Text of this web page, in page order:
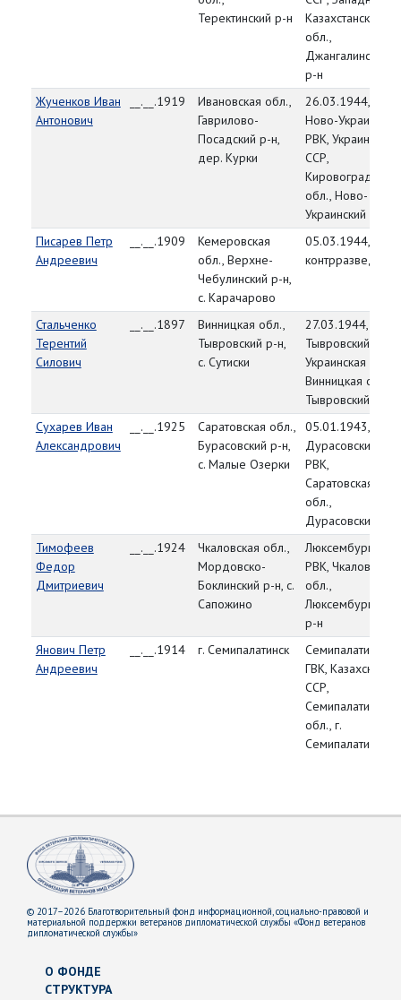
Теректинский р-н
Казахстанская
обл.,
Джангалинский
р-н
Жученков Иван
Антонович
__.__.1919
Ивановская обл.,
Гаврилово-
Посадский р-н,
дер. Курки
26.03.1944,
Ново-Украинский
РВК, Украинская
ССР,
Кировоградская
обл., Ново-
Украинский р-н
Писарев Петр
Андреевич
__.__.1909
Кемеровская
обл., Верхне-
Чебулинский р-н,
с. Карачарово
05.03.1944, из
контрразведки
Стальченко
Терентий
Силович
__.__.1897
Винницкая обл.,
Тывровский р-н,
с. Сутиски
27.03.1944,
Тывровский РВК,
Украинская ССР,
Винницкая обл.,
Тывровский р-н
Сухарев Иван
Александрович
__.__.1925
Саратовская обл.,
Бурасовский р-н,
с. Малые Озерки
05.01.1943,
Дурасовский
РВК,
Саратовская
обл.,
Дурасовский р-н
Тимофеев
Федор
Дмитриевич
__.__.1924
Чкаловская обл.,
Мордовско-
Боклинский р-н, с.
Сапожино
Люксембургский
РВК, Чкаловская
обл.,
Люксембургский
р-н
Янович Петр
Андреевич
__.__.1914 г. Семипалатинск
Семипалатинский
ГВК, Казахская
ССР,
Семипалатинская
обл., г.
Семипалатинск
© 2017–2026 Благотворительный фонд информационной, социально-правовой и
материальной поддержки ветеранов дипломатической службы «Фонд ветеранов
дипломатической службы»
О ФОНДЕ
СТРУКТУРА